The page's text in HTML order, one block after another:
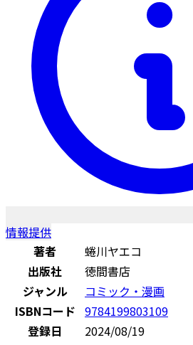
情報提供
著者
蜷川ヤエコ
出版社
徳間書店
ジャンル
コミック・漫画
ISBNコード 9784199803109
登録日
2024/08/19